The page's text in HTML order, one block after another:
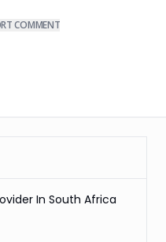
COMMENT
In South Africa